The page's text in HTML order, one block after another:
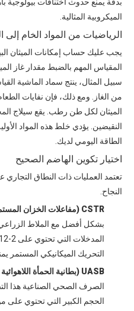
الميكروبية المثالية.
الرياضيات من المواد الخام إلى
المقياس المهم بالضبط مقدار غاز
سبيل المثال، ينتج سماد الماشية
من الغاز. ومع ذلك، فإن نفايات
الميثان لكل طن رطب. يقع سيلاج
النقيضين. يؤدي خلط هذه المواد
الطاقة اليومي لديك.
اختيار تكوين الهاضم الصحيح
تعتمد العمليات ذات النطاق
النجاح.
CSTR (مفاعلات الخزان المستمر):
بشكل أفضل مع الملاط الزراعي
التحريك الميكانيكي المستمر
UASB (بطانية الحمأة اللاهوائية ذات التدفق العلوي):
الصرف الصحي الصناعية هذا
الحجم الكبير التي تحتوي على